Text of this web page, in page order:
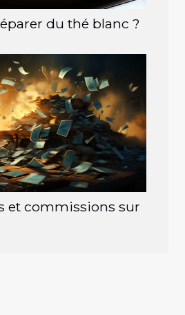
du thé blanc ?
et commissions sur